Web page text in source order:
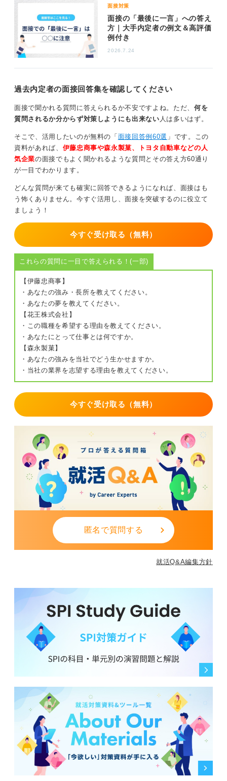
面接対策
面接の「最後に一言」への答え
方｜大手内定者の例文＆高評価
例付き
2026.7.24
過去内定者の面接回答集を確認してください
面接で聞かれる質問に答えられるか不安ですよね。ただ、 何を
質問されるか分からず対策しようにも出来ない 人は多いはず。
そこで、活用したいのが無料の「 面接回答例60選 」です。この
資料があれば、 伊藤忠商事や森永製菓、トヨタ自動車などの人
気企業の面接でもよく聞かれるような質問とその答え方60通り
が一目でわかります。
どんな質問が来ても確実に回答できるようになれば、面接はも
う怖くありません。今すぐ活用し、面接を突破するのに役立て
ましょう！
今すぐ受け取る（無料）
これらの質問に一目で答えられる！(一部)
【伊藤忠商事】
・あなたの強み・長所を教えてください。
・あなたの夢を教えてください。
【花王株式会社】
・この職種を希望する理由を教えてください。
・あなたにとって仕事とは何ですか。
【森永製菓】
・あなたの強みを当社でどう生かせますか。
・当社の業界を志望する理由を教えてください。
今すぐ受け取る（無料）
匿名で質問する
就活Q&A編集方針